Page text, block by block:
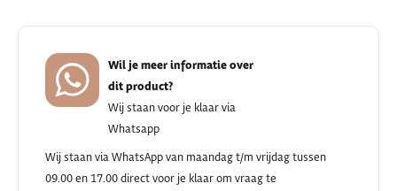
Wil je meer informatie over
dit product?
Wij staan voor je klaar via
Whatsapp
Wij staan via WhatsApp van maandag t/m vrijdag tussen
09.00 en 17.00 direct voor je klaar om vraag te